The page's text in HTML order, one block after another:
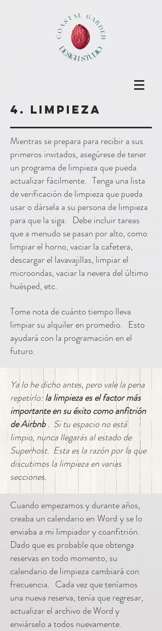
4. Limpieza
Mientras se prepara para recibir a sus
primeros invitados, asegúrese de tener
un programa de limpieza que pueda
actualizar fácilmente. Tenga una lista
de verificación de limpieza que pueda
usar o dársela a su persona de limpieza
para que la siga. Debe incluir tareas
que a menudo se pasan por alto, como
limpiar el horno, vaciar la cafetera,
descargar el lavavajillas, limpiar el
microondas, vaciar la nevera del último
huésped, etc.
Tome nota de cuánto tiempo lleva
limpiar su alquiler en promedio. Esto
ayudará con la programación en el
futuro.
Ya lo he dicho antes, pero vale la pena
repetirlo:la limpieza es el factor más
importante en su éxito como anfitrión
de Airbnb. Si tu espacio no está
limpio, nunca llegarás al estado de
Superhost. Esta es la razón por la que
discutimos la limpieza en varias
secciones.
Cuando empezamos y durante años,
creaba un calendario en Word y se lo
enviaba a mi limpiador y coanfitrión.
Dado que es probable que obtenga
reservas en todo momento, su
calendario de limpieza cambiará con
frecuencia. Cada vez que teníamos
una nueva reserva, tenía que regresar,
actualizar el archivo de Word y
enviárselo a todos nuevamente.